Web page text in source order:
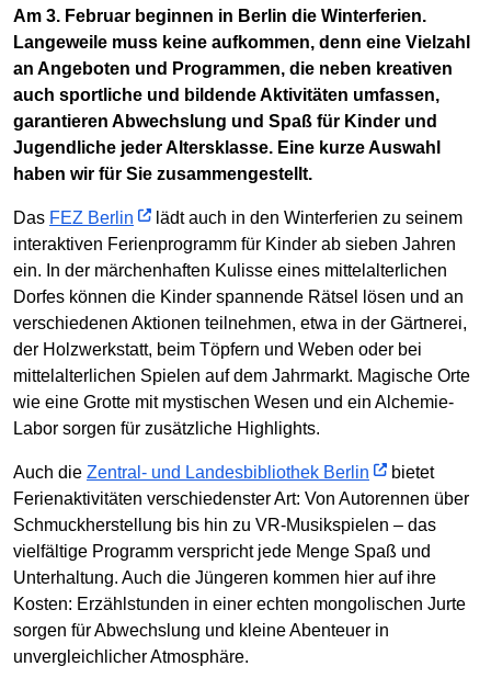
Am 3. Februar beginnen in Berlin die Winterferien.
Langeweile muss keine aufkommen, denn eine Vielzahl
an Angeboten und Programmen, die neben kreativen
auch sportliche und bildende Aktivitäten umfassen,
garantieren Abwechslung und Spaß für Kinder und
Jugendliche jeder Altersklasse. Eine kurze Auswahl
haben wir für Sie zusammengestellt.
Das FEZ Berlin
lädt auch in den Winterferien zu seinem
interaktiven Ferienprogramm für Kinder ab sieben Jahren
ein. In der märchenhaften Kulisse eines mittelalterlichen
Dorfes können die Kinder spannende Rätsel lösen und an
verschiedenen Aktionen teilnehmen, etwa in der Gärtnerei,
der Holzwerkstatt, beim Töpfern und Weben oder bei
mittelalterlichen Spielen auf dem Jahrmarkt. Magische Orte
wie eine Grotte mit mystischen Wesen und ein Alchemie-
Labor sorgen für zusätzliche Highlights.
Auch die Zentral- und Landesbibliothek Berlin
bietet
Ferienaktivitäten verschiedenster Art: Von Autorennen über
Schmuckherstellung bis hin zu VR-Musikspielen – das
vielfältige Programm verspricht jede Menge Spaß und
Unterhaltung. Auch die Jüngeren kommen hier auf ihre
Kosten: Erzählstunden in einer echten mongolischen Jurte
sorgen für Abwechslung und kleine Abenteuer in
unvergleichlicher Atmosphäre.